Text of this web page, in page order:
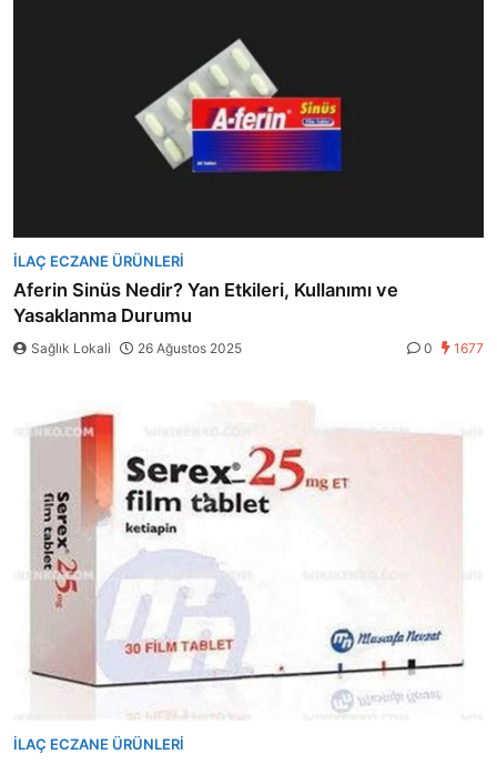
İLAÇ ECZANE ÜRÜNLERI
Aferin Sinüs Nedir? Yan Etkileri, Kullanımı ve
Yasaklanma Durumu
Sağlık Lokali 26 Ağustos 2025 0 1677
İLAÇ ECZANE ÜRÜNLERI